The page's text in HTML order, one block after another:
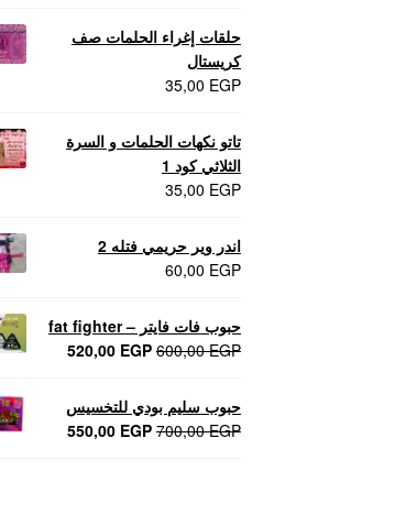
حلقات إغراء الحلمات صف
كريستال
35,00 EGP
تاتو نكهات الحلمات و السرة
الثلاثي كود 1
35,00 EGP
اندر وير حريمي فتله 2
60,00 EGP
حبوب فات فايتر – fat fighter
600,00EGP
السعر
600,00 EGP.
520,00 EGP
السعر
520,00 EGP.
حبوب سليم بودي للتخسيس
700,00EGP
السعر550,00 EGP
السعر